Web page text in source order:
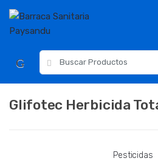
Skip
navigation
Skip
content
Resultados
para:
Glifotec Herbicida
Pesticidas